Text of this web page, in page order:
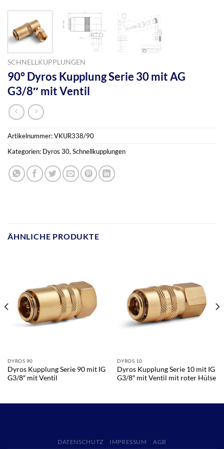
SCHNELLKUPPLUNGEN
90° Dyros Kupplung Serie 30 mit AG
G3/8″ mit Ventil
Artikelnummer:VKUR338/90
Kategorien: Dyros 30,Schnellkupplungen
ÄHNLICHE PRODUKTE
DYROS 90
Dyros Kupplung Serie 90 mit IG
G3/8″ mit Ventil
DYROS 10
Dyros Kupplung Serie 10 mit IG
G3/8″ mit Ventil mit roter Hülse
DATENSCHUTZ IMPRESSUM AGB